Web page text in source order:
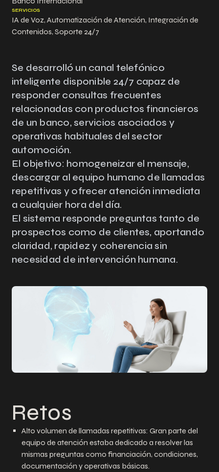
SERVICIOS
IA de Voz, Automatización de Atención, Integración de
Contenidos, Soporte 24/7
Se desarrolló un canal telefónico
inteligente disponible 24/7 capaz de
responder consultas frecuentes
relacionadas con productos financieros
de un banco, servicios asociados y
operativas habituales del sector
automoción.
El objetivo: homogeneizar el mensaje,
descargar al equipo humano de llamadas
repetitivas y ofrecer atención inmediata
a cualquier hora del día.
El sistema responde preguntas tanto de
prospectos como de clientes, aportando
claridad, rapidez y coherencia sin
necesidad de intervención humana.
Retos
Alto volumen de llamadas repetitivas: Gran parte del
equipo de atención estaba dedicado a resolver las
mismas preguntas como financiación, condiciones,
documentación y operativas básicas.